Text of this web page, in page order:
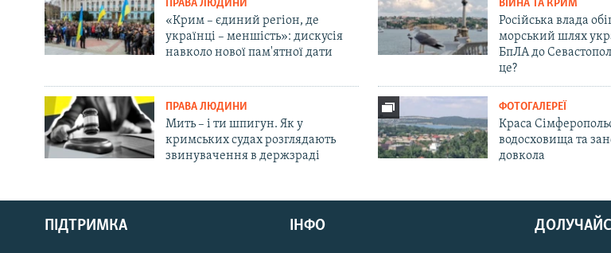
Русский
Qırımtatar
ПРАВА ЛЮДИНИ
«Крим – єдиний регіон, де
українці – меншість»: дискусія
навколо нової пам'ятної дати
ВІЙНА ТА КРИМ
Російська влада
морський шлях
БпЛА до
це?
ПРАВА ЛЮДИНИ
Мить – і ти шпигун. Як у
кримських судах розглядають
звинувачення в держзраді
ФОТОГАЛЕРЕЇ
Краса
водосховища та
довкола
ПІДТРИМКА ІНФО